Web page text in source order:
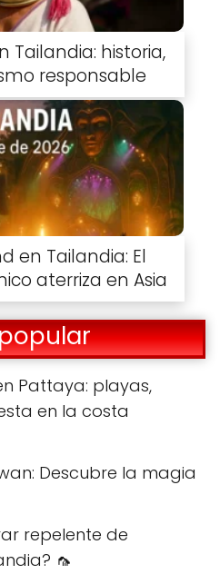
Tailandia: historia,
responsable
en Tailandia: El
aterriza en Asia
Pattaya: playas,
en la costa
Descubre la magia
repelente de
🦟